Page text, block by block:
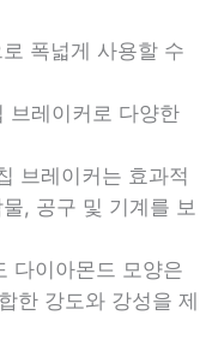
폭넓게 사용할 수
브레이커로 다양한
브레이커는 효과적
, 공구 및 기계를 보
다이아몬드 모양은
한 강도와 강성을 제